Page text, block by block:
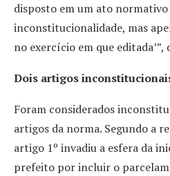
disposto em um ato normativo
inconstitucionalidade, mas
no exercício em que editada’”,
Dois artigos
Foram considerados
artigos da norma. Segundo a
artigo 1º invadiu a esfera da
prefeito por incluir o